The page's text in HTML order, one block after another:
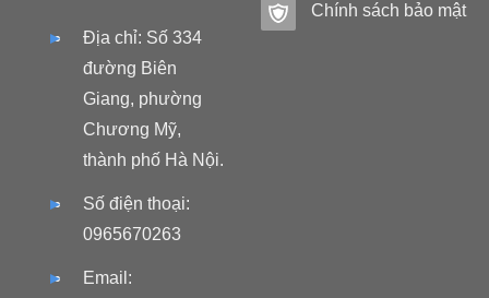
Địa chỉ: Số 334
đường Biên
Giang, phường
Chương Mỹ,
thành phố Hà Nội.
Số điện thoại:
0965670263
Email:
Chính sách bảo mật